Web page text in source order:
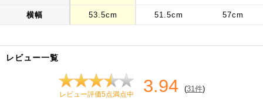
横幅 53.5cm 51.5cm 57cm
レビュー一覧
レビュー評価5点満点中 3.94 (31件)